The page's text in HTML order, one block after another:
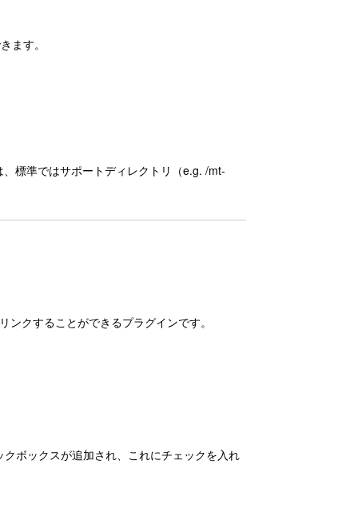
ます。
標準ではサポートディレクトリ（e.g. /mt-
クすることができるプラグインです。
ボックスが追加され、これにチェックを入れ